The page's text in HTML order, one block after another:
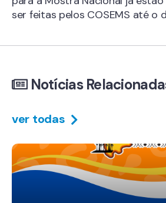
ser feitas pelos COSEMS até o
Notícias
ver todas